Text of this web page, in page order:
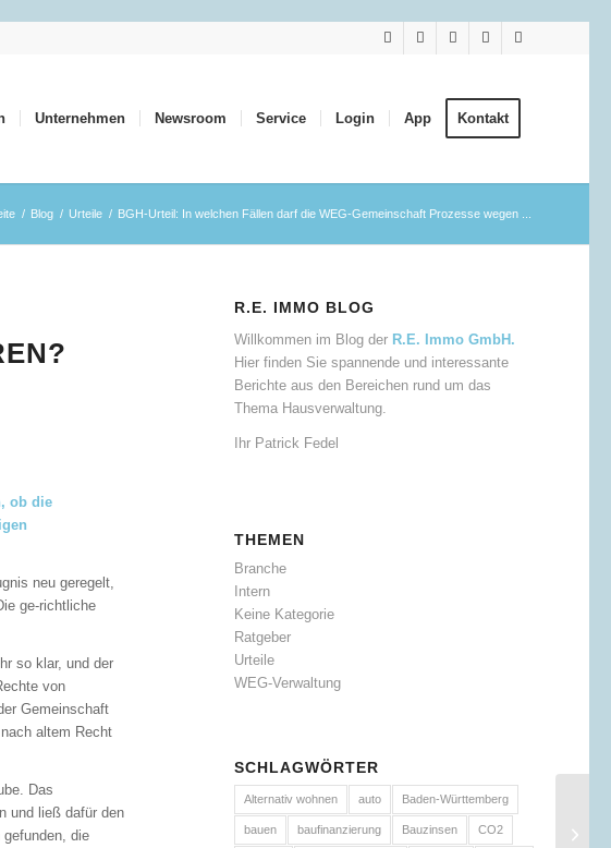
Unternehmen Newsroom Service Login App Kontakt
/ Blog / Urteile / BGH-Urteil: In welchen Fällen darf die WEG-Gemeinschaft Prozesse wegen ...
ob die
neu geregelt,
ge-richtliche
so klar, und der
von
Gemeinschaft
altem Recht
Das
und ließ dafür den
die
R.E. IMMO BLOG
Willkommen im Blog der R.E. Immo GmbH.
Hier finden Sie spannende und interessante
Berichte aus den Bereichen rund um das
Thema Hausverwaltung.
Ihr Patrick Fedel
THEMEN
Branche
Intern
Keine Kategorie
Ratgeber
Urteile
WEG-Verwaltung
SCHLAGWÖRTER
Alternativ wohnen auto Baden-Württemberg
bauen baufinanzierung Bauzinsen CO2